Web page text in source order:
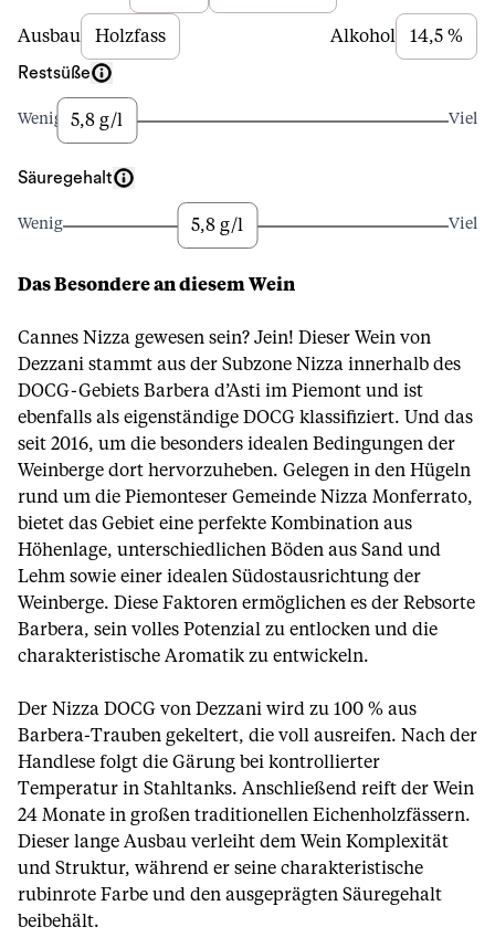
Ausbau Holzfass Alkohol 14,5 %
Restsüße
Wenig 5,8 g/l Viel
Säuregehalt
Wenig 5,8 g/l Viel
Das Besondere an diesem Wein
Cannes Nizza gewesen sein? Jein! Dieser Wein von
Dezzani stammt aus der Subzone Nizza innerhalb des
DOCG-Gebiets Barbera d’Asti im Piemont und ist
ebenfalls als eigenständige DOCG klassifiziert. Und das
seit 2016, um die besonders idealen Bedingungen der
Weinberge dort hervorzuheben. Gelegen in den Hügeln
rund um die Piemonteser Gemeinde Nizza Monferrato,
bietet das Gebiet eine perfekte Kombination aus
Höhenlage, unterschiedlichen Böden aus Sand und
Lehm sowie einer idealen Südostausrichtung der
Weinberge. Diese Faktoren ermöglichen es der Rebsorte
Barbera, sein volles Potenzial zu entlocken und die
charakteristische Aromatik zu entwickeln.
Der Nizza DOCG von Dezzani wird zu 100 % aus
Barbera-Trauben gekeltert, die voll ausreifen. Nach der
Handlese folgt die Gärung bei kontrollierter
Temperatur in Stahltanks. Anschließend reift der Wein
24 Monate in großen traditionellen Eichenholzfässern.
Dieser lange Ausbau verleiht dem Wein Komplexität
und Struktur, während er seine charakteristische
rubinrote Farbe und den ausgeprägten Säuregehalt
beibehält.